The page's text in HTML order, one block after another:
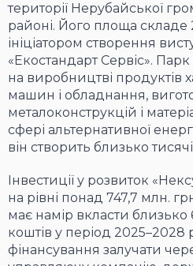
території Нерубайської
районі. Його площа складе
ініціатором створення
«Екостандарт Сервіс».
на виробництві продуктів
машин і обладнання,
металоконструкцій і
сфері альтернативної
він створить близько
Інвестиції у розвиток
на рівні понад 747,7 млн.
має намір вкласти
коштів у період 2025–2028
фінансування залучати